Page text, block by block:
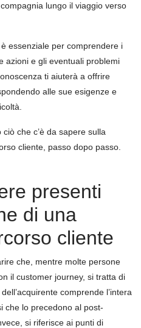
lungo il viaggio verso
essenziale per comprendere i
azioni e gli eventuali problemi
ti aiuterà a offrire
alle sue esigenze e
che c’è da sapere sulla
cliente, passo dopo passo.
presenti
di una
cliente
che, mentre molte persone
il customer journey, si tratta di
comprende l’intera
che lo precedono al post-
si riferisce ai punti di